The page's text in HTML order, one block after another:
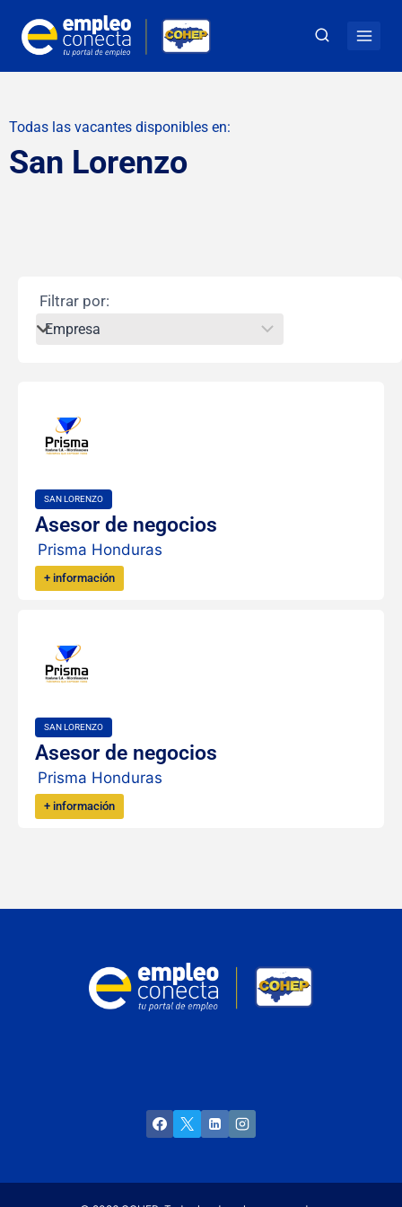
Todas las vacantes disponibles en:
San Lorenzo
Filtrar por:
SAN LORENZO
Asesor de negocios
Prisma Honduras
+ información
SAN LORENZO
Asesor de negocios
Prisma Honduras
+ información